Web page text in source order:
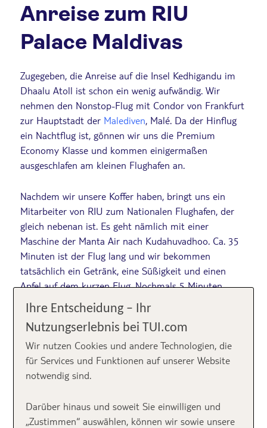
Anreise zum RIU
Palace Maldivas
Zugegeben, die Anreise auf die Insel Kedhigandu im
Dhaalu Atoll ist schon ein wenig aufwändig. Wir
nehmen den Nonstop-Flug mit Condor von Frankfurt
zur Hauptstadt der Malediven, Malé. Da der Hinflug
ein Nachtflug ist, gönnen wir uns die Premium
Economy Klasse und kommen einigermaßen
ausgeschlafen am kleinen Flughafen an.
Nachdem wir unsere Koffer haben, bringt uns ein
Mitarbeiter von RIU zum Nationalen Flughafen, der
gleich nebenan ist. Es geht nämlich mit einer
Maschine der Manta Air nach Kudahuvadhoo. Ca. 35
Minuten ist der Flug lang und wir bekommen
tatsächlich ein Getränk, eine Süßigkeit und einen
Apfel auf dem kurzen Flug. Nochmals 5 Minuten
benötigt der Bus vom Flughafen zum Hafen und dann
haben wir es nach 20 Minuten Bootsfahrt geschafft.
Wir stehen in der Rezeption desRIU Palace Maldivas
Ihre Entscheidung – Ihr
Nutzungserlebnis bei TUI.com
Wir nutzen Cookies und andere Technologien, die
für Services und Funktionen auf unserer Website
notwendig sind.
Darüber hinaus und soweit Sie einwilligen und
„Zustimmen“ auswählen, können wir sowie unsere